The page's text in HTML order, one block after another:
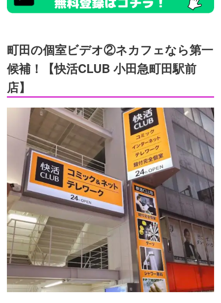
町田の個室ビデオ②ネカフェなら第一
候補！【快活CLUB 小田急町田駅前
店】